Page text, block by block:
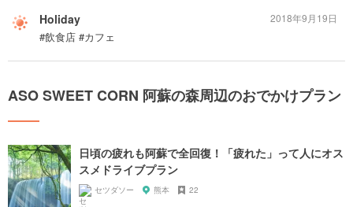
Holiday
#飲食店 #カフェ
2018年9月19日
ASO SWEET CORN 阿蘇の森周辺のおでかけプラン
日頃の疲れも阿蘇で全回復！「疲れた」って人にオス
スメドライブプラン
セツダソー 熊本 22